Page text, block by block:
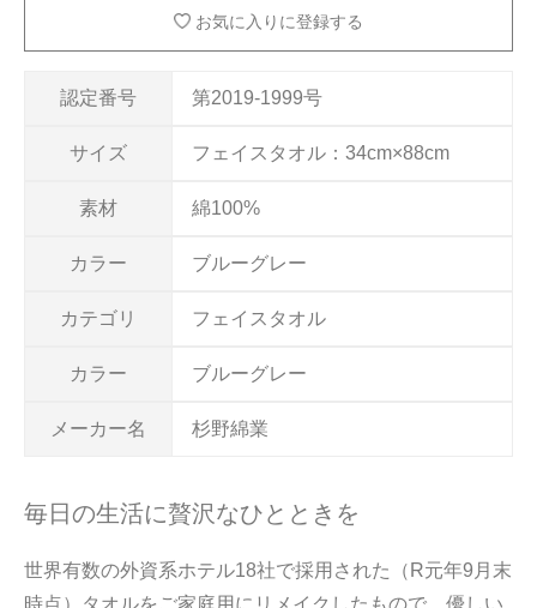
認定番号 第2019-1999号
サイズ フェイスタオル：34cm×88cm
素材 綿100%
カラー ブルーグレー
カテゴリ フェイスタオル
カラー ブルーグレー
メーカー名 杉野綿業
お気に入りに登録する
毎日の生活に贅沢なひとときを
世界有数の外資系ホテル18社で採用された（R元年9月末
時点）タオルをご家庭用にリメイクしたもので、優しい